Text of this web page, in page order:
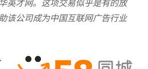
英才网。这项交易似乎是有的放
该公司成为中国互联网广告行业